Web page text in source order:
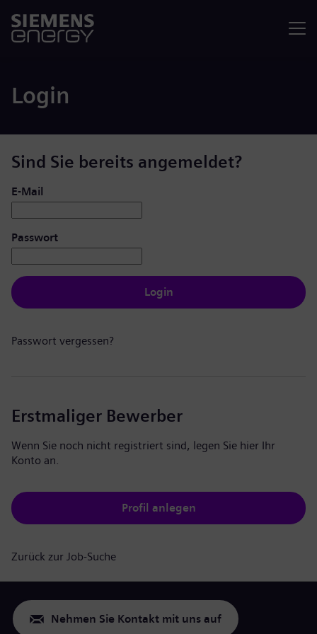
Login
Sind Sie bereits angemeldet?
Login: Benutzer und Passwort
E-Mail
Passwort
Login
Passwort vergessen?
Erstmaliger Bewerber
Wenn Sie noch nicht registriert sind, legen Sie hier Ihr
Konto an.
Profil anlegen
Zurück zur Job-Suche
Nehmen Sie Kontakt mit uns auf